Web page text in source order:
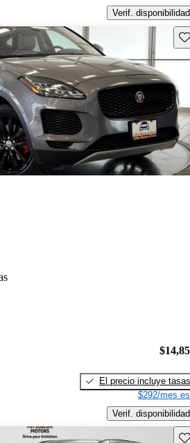
Verif. disponibilidad
El precio incluye tasas
$292/mes
Verif. disponibilidad